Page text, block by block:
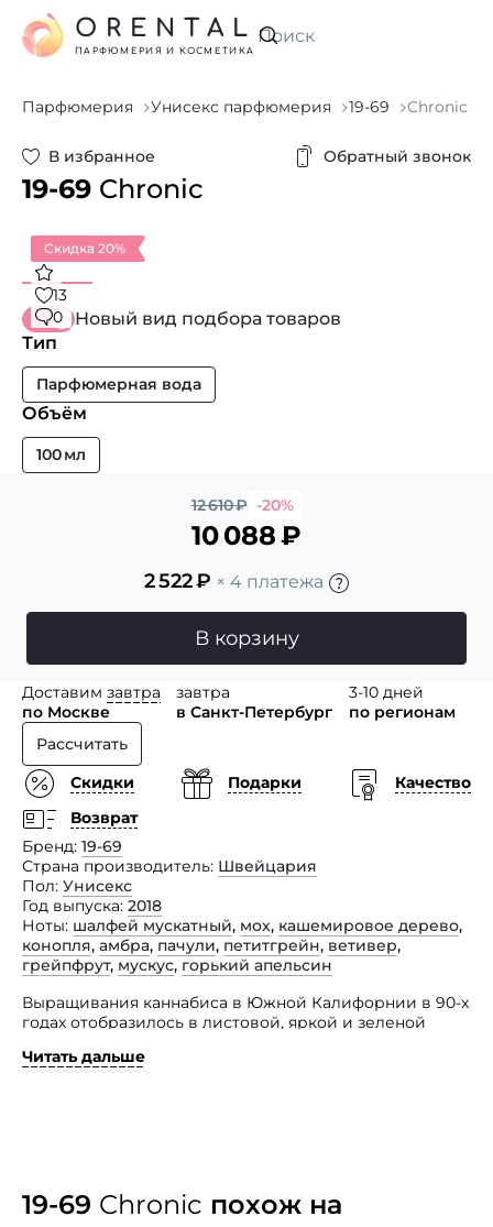
Искать
ORENTAL
ПАРФЮМЕРИЯ И КОСМЕТИКА
Парфюмерия Унисекс парфюмерия 19-69 Chronic
В избранное Обратный звонок
19-69 Chronic
Скидка 20%
13
0
Новый вид подбора товаров
Тип
Парфюмерная вода
Объём
100 мл
12 610₽ -20%
10 088₽
2 522₽ × 4 платежа
В корзину
Доставим завтра
по Москве
завтра
в Санкт-Петербург
3-10 дней
по регионам
Рассчитать
Скидки
Подарки
Качество
Возврат
Бренд 19-69
Страна производитель Швейцария
Пол Унисекс
Год выпуска 2018
Ноты шалфей мускатный, мох, кашемировое дерево,
конопля, амбра, пачули, петитгрейн, ветивер,
грейпфрут, мускус, горький апельсин
Выращивания каннабиса в Южной Калифорнии в 90-х
годах отобразилось в листовой, яркой и зеленой
со своим стилем, бросая этим вызов окружающему
миру.
Читать дальше
19-69 Chronic похож на